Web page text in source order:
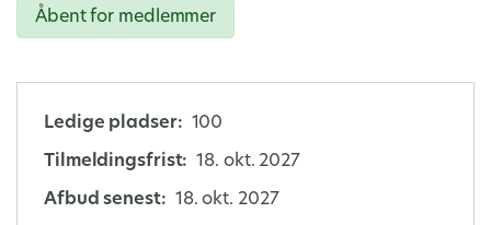
Åbent for medlemmer
Ledige pladser: 100
Tilmeldingsfrist: 18. okt. 2027
Afbud senest: 18. okt. 2027